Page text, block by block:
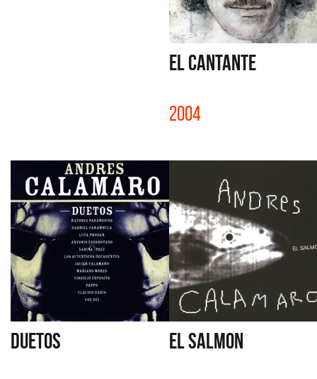
EL CANTANTE
2004
DUETOS EL SALMON